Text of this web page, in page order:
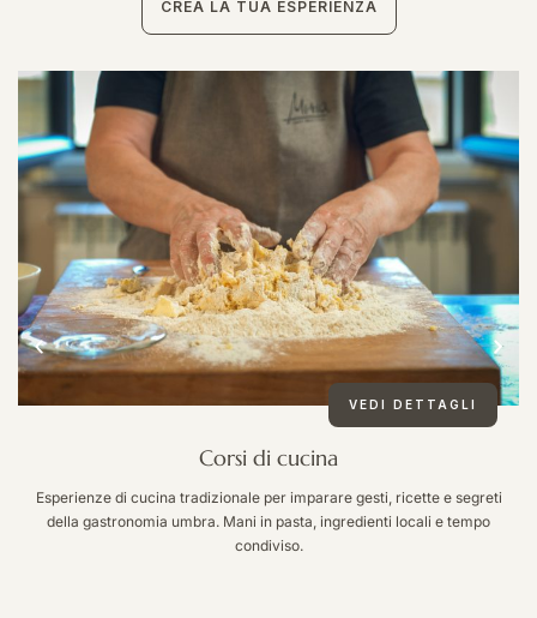
CREA LA TUA ESPERIENZA
VEDI DETTAGLI
Corsi di cucina
Esperienze di cucina tradizionale per imparare gesti, ricette e segreti
della gastronomia umbra. Mani in pasta, ingredienti locali e tempo
condiviso.